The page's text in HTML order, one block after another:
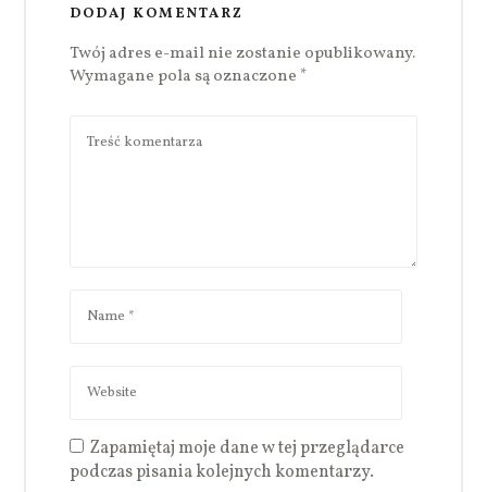
DODAJ KOMENTARZ
Twój adres e-mail nie zostanie opublikowany.
Wymagane pola są oznaczone *
Zapamiętaj moje dane w tej przeglądarce
podczas pisania kolejnych komentarzy.